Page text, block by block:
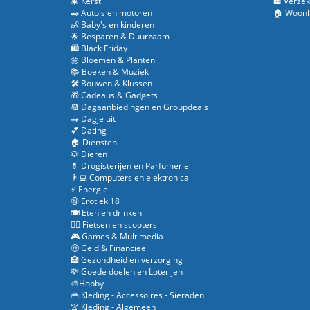
🚗 Auto's en motoren
👶 Baby's en kinderen
🌟 Besparen & Duurzaam
🛍️ Black Friday
🌼 Bloemen & Planten
📚 Boeken & Muziek
🛠️ Bouwen & Klussen
🎁 Cadeaus & Gadgets
📆 Dagaanbiedingen en Groupdeals
🚗 Dagje uit
💕 Dating
🏠 Diensten
🐶 Dieren
💊 Drogisterijen en Parfumerie
👨‍💻 Computers en elektronica
⚡ Energie
🔞 Erotiek 18+
🍽️ Eten en drinken
🚴‍♂️ Fietsen en scooters
🎮 Games & Multimedia
🤑 Geld & Financieel
🏥 Gezondheid en verzorging
💸 Goede doelen en Loterijen
🎨Hobby
👜 Kleding - Accessoires - Sieraden
👚 Kleding - Algemeen
🏠